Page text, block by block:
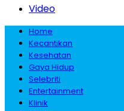
Video
Home
Kecantikan
Kesehatan
Gaya Hidup
Selebriti
Entertainment
Klinik